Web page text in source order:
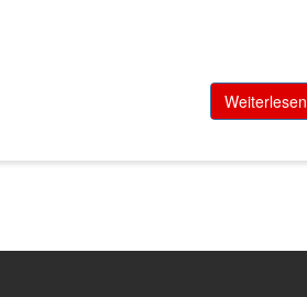
Weiterlesen